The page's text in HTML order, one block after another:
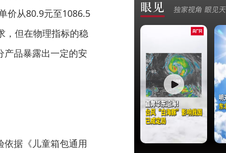
价从80.9元至1086.5
，但在物理指标的稳
产品暴露出一定的安
据《儿童箱包通用